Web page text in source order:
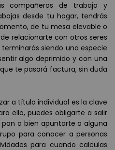
compañeros de trabajo y
desde tu hogar, tendrás
de tu mesa elevable o
relacionarte con otros seres
terminarás siendo una especie
algo deprimido y con una
te pasará factura, sin duda
a título individual es la clave
ello, puedes obligarte a salir
o bien apuntarte a alguna
para conocer a personas
para cuando calculas